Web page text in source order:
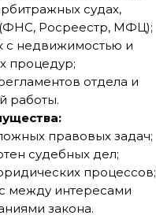
судах,
(ФНС, Росреестр, МФЦ);
с недвижимостью и
процедур;
отдела и
работы.
правовых задач;
судебных дел;
процессов;
между интересами
закона.